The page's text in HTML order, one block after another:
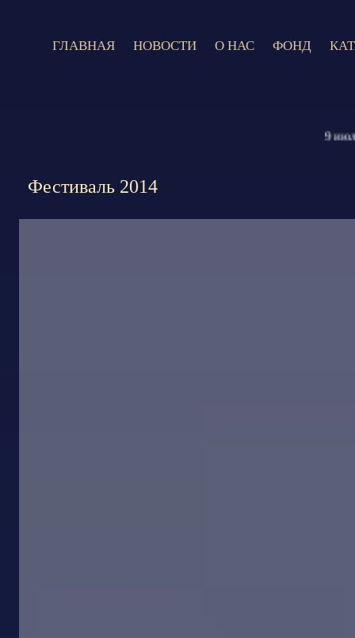
9 июля
ГЛАВНАЯ НОВОСТИ О НАС ФОНД
Фестиваль 2014